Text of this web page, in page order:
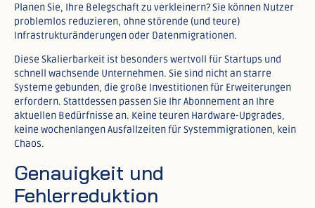
Planen Sie, Ihre Belegschaft zu verkleinern? Sie können Nutzer
problemlos reduzieren, ohne störende (und teure)
Infrastrukturänderungen oder Datenmigrationen.​
Diese Skalierbarkeit ist besonders wertvoll für Startups und
schnell wachsende Unternehmen. Sie sind nicht an starre
Systeme gebunden, die große Investitionen für Erweiterungen
erfordern. Stattdessen passen Sie Ihr Abonnement an Ihre
aktuellen Bedürfnisse an. Keine teuren Hardware-Upgrades,
keine wochenlangen Ausfallzeiten für Systemmigrationen, kein
Chaos.​
Genauigkeit und
Fehlerreduktion